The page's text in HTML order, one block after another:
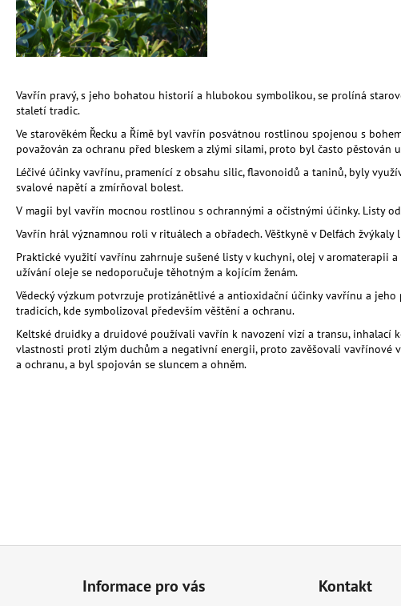
Vavřín pravý, s jeho bohatou historií a hlubokou symbolikou, se prolíná
staletí tradic.
Ve starověkém Řecku a Římě byl vavřín posvátnou rostlinou spojenou s
považován za ochranu před bleskem a zlými silami, proto byl často pěstován
Léčivé účinky vavřínu, pramenící z obsahu silic, flavonoidů a taninů, byly
svalové napětí a zmírňoval bolest.
V magii byl vavřín mocnou rostlinou s ochrannými a očistnými účinky. Listy
Vavřín hrál významnou roli v rituálech a obřadech. Věštkyně v Delfách
Praktické využití vavřínu zahrnuje sušené listy v kuchyni, olej v aromaterapii
užívání oleje se nedoporučuje těhotným a kojícím ženám.
Vědecký výzkum potvrzuje protizánětlivé a antioxidační účinky vavřínu a
tradicích, kde symbolizoval především věštění a ochranu.
Keltské druidky a druidové používali vavřín k navození vizí a transu,
vlastnosti proti zlým duchům a negativní energii, proto zavěšovali vavřínové
a ochranu, a byl spojován se sluncem a ohněm.
97 900 Kč
Informace pro vás Kontakt